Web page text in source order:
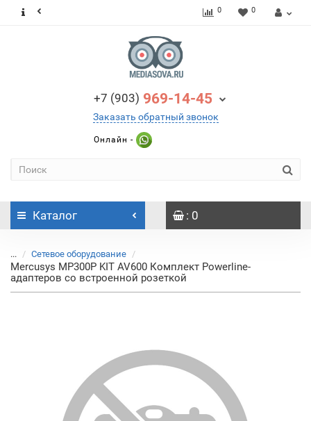
0 0
+7 (903) 969-14-45
Заказать обратный звонок
Онлайн -
Каталог : 0
... Сетевое оборудование
Mercusys MP300P KIT AV600 Комплект Powerline-
адаптеров со встроенной розеткой